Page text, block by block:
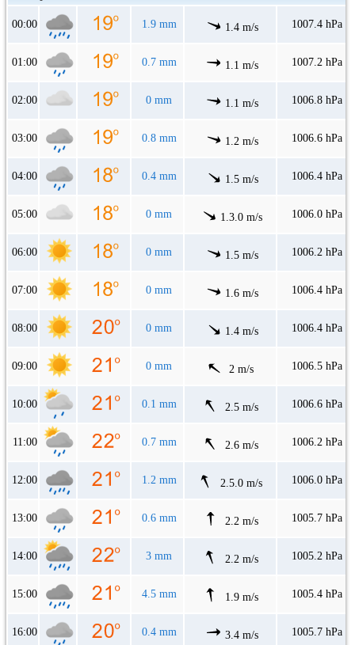
00:00 1.9 mm 1.4 m/s 1007.4 hPa
01:00 0.7 mm 1.1 m/s 1007.2 hPa
02:00 0 mm 1.1 m/s 1006.8 hPa
03:00 0.8 mm 1.2 m/s 1006.6 hPa
04:00 0.4 mm 1.5 m/s 1006.4 hPa
05:00 0 mm 1.3.0 m/s 1006.0 hPa
06:00 0 mm 1.5 m/s 1006.2 hPa
07:00 0 mm 1.6 m/s 1006.4 hPa
08:00 0 mm 1.4 m/s 1006.4 hPa
09:00 0 mm 2 m/s 1006.5 hPa
10:00 0.1 mm 2.5 m/s 1006.6 hPa
11:00 0.7 mm 2.6 m/s 1006.2 hPa
12:00 1.2 mm 2.5.0 m/s 1006.0 hPa
13:00 0.6 mm 2.2 m/s 1005.7 hPa
14:00 3 mm 2.2 m/s 1005.2 hPa
15:00 4.5 mm 1.9 m/s 1005.4 hPa
16:00 0.4 mm 3.4 m/s 1005.7 hPa